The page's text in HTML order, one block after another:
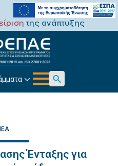
της ανάπτυξης
Search
Ένταξης για